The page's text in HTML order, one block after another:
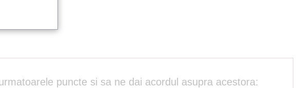
puncte si sa ne dai acordul asupra acestora: